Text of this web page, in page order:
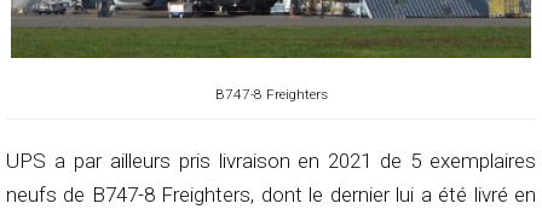
B747-8 Freighters
UPS a par ailleurs pris livraison en 2021 de 5 exemplaires
neufs de B747-8 Freighters, dont le dernier lui a été livré en